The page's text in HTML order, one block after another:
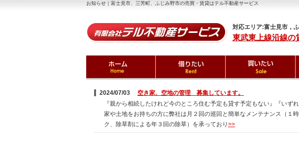
お知らせ｜富士見市、三芳町、ふじみ野市の売買・賃貸はテル不動産サービス
対応エリア:富士見市，
東武東上線沿線の
2024/07/03 空き家、空地の管理 募集しています。
『親から相続したけれど今のところ住む予定も貸す予定もない』『い
家や土地をお持ちの方に弊社は月２回の巡回と簡単なメンテナンス（１
ク、除草剤による年３回の除草）を承っており >>